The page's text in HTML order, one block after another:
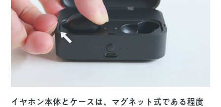
イヤホン本体とケースは、マグネット式である程度